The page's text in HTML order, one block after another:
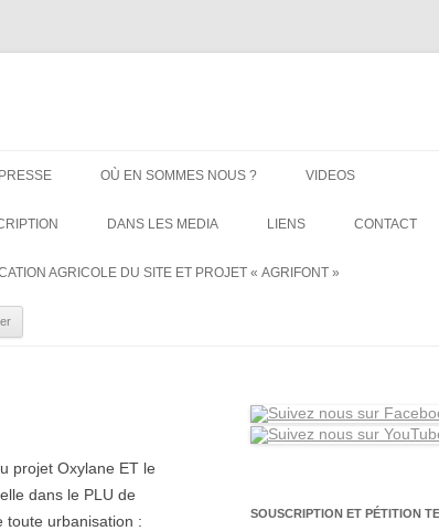
au
OÙ EN SOMMES NOUS ? VIDEOS
DANS LES MEDIA LIENS CONTACT
AGRICOLE DU SITE ET PROJET « AGRIFONT »
projet Oxylane ET le
dans le PLU de
toute urbanisation :
SOUSCRIPTION ET PÉTITION